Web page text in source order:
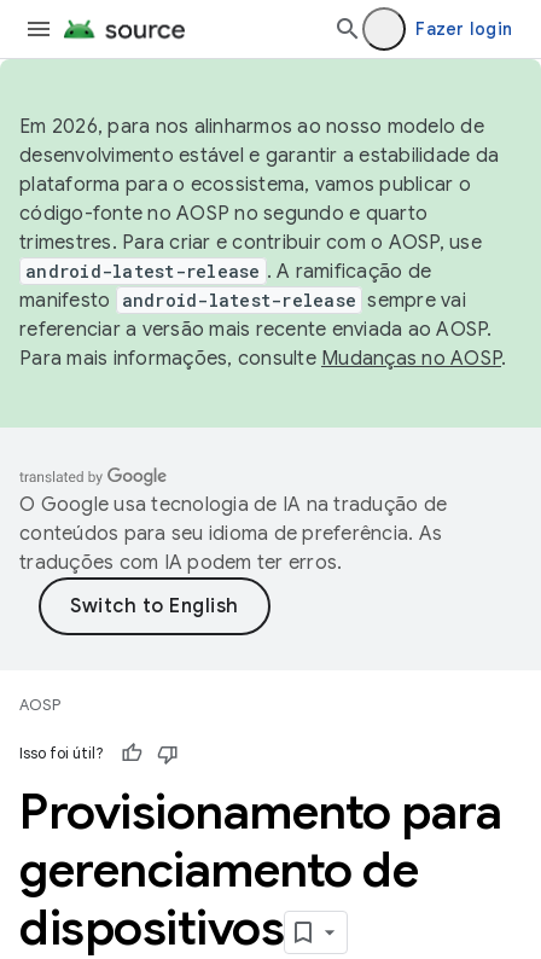
Fazer login
Em 2026, para nos alinharmos ao nosso modelo de
desenvolvimento estável e garantir a estabilidade da
plataforma para o ecossistema, vamos publicar o
código-fonte no AOSP no segundo e quarto
trimestres. Para criar e contribuir com o AOSP, use
android-latest-release . A ramificação de
manifesto
android-latest-release sempre vai
referenciar a versão mais recente enviada ao AOSP.
Para mais informações, consulte Mudanças no AOSP.
O Google usa tecnologia de IA na tradução de
conteúdos para seu idioma de preferência. As
traduções com IA podem ter erros.
AOSP
Isso foi útil?
Provisionamento para
gerenciamento de
dispositivos